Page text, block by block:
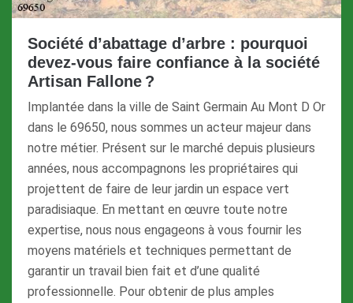
Société d’abattage d’arbre : pourquoi
devez-vous faire confiance à la société
Artisan Fallone ?
Implantée dans la ville de Saint Germain Au Mont D Or
dans le 69650, nous sommes un acteur majeur dans
notre métier. Présent sur le marché depuis plusieurs
années, nous accompagnons les propriétaires qui
projettent de faire de leur jardin un espace vert
paradisiaque. En mettant en œuvre toute notre
expertise, nous nous engageons à vous fournir les
moyens matériels et techniques permettant de
garantir un travail bien fait et d’une qualité
professionnelle. Pour obtenir de plus amples